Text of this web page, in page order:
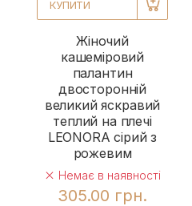
КУПИТИ
Жіночий
кашеміровий
палантин
двосторонній
великий яскравий
теплий на плечі
LEONORA сірий з
рожевим
Немає в наявності
305.00 грн.